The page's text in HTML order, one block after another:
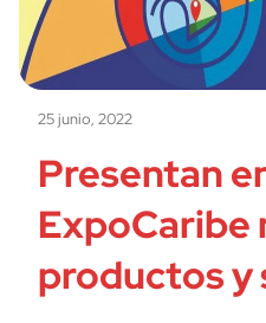
25 junio, 2022
Presentan
ExpoCaribe
productos y